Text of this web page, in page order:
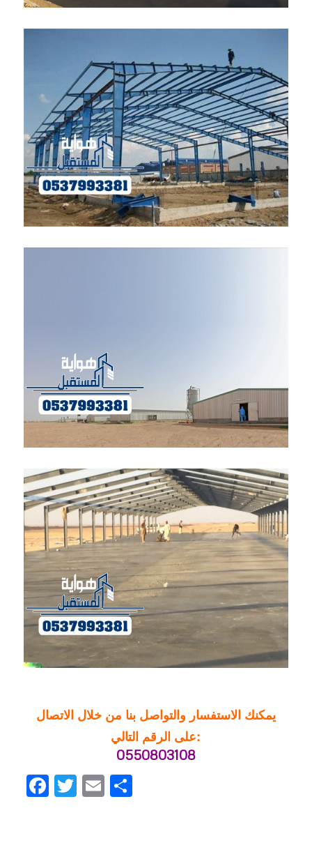
يمكنك الاستفسار والتواصل بنا من خلال الاتصال
على الرقم التالي:
0550803108
Facebook
Twitter
EmailShare